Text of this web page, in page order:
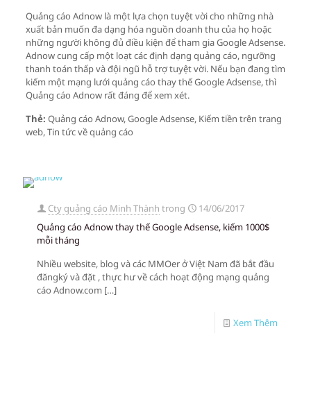
Quảng cáo Adnow là một lựa chọn tuyệt vời cho những nhà
xuất bản muốn đa dạng hóa nguồn doanh thu của họ hoặc
những người không đủ điều kiện để tham gia Google Adsense.
Adnow cung cấp một loạt các định dạng quảng cáo, ngưỡng
thanh toán thấp và đội ngũ hỗ trợ tuyệt vời. Nếu bạn đang tìm
kiếm một mạng lưới quảng cáo thay thế Google Adsense, thì
Quảng cáo Adnow rất đáng để xem xét.
Thẻ: Quảng cáo Adnow, Google Adsense, Kiếm tiền trên trang
web, Tin tức về quảng cáo
Cty quảng cáo Minh Thành trong
14/06/2017
Quảng cáo Adnow thay thế Google Adsense, kiếm 1000$
mỗi tháng
Nhiều website, blog và các MMOer ở Việt Nam đã bắt đầu
đăngký và đặt , thực hư về cách hoạt động mạng quảng
cáo Adnow.com […]
Xem Thêm